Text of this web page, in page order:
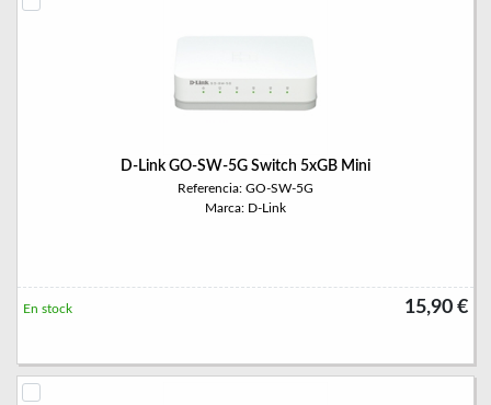
D-Link GO-SW-5G Switch 5xGB Mini
Referencia: GO-SW-5G
Marca: D-Link
15,90 €
En stock